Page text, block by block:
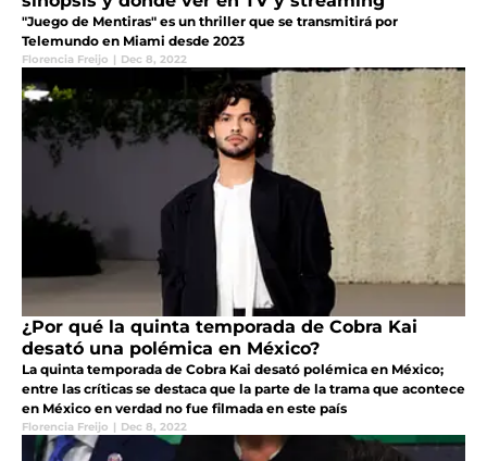
"Juego de Mentiras" es un thriller que se transmitirá por
Telemundo en Miami desde 2023
Florencia Freijo | Dec 8, 2022
¿Por qué la quinta temporada de Cobra Kai
desató una polémica en México?
La quinta temporada de Cobra Kai desató polémica en México;
entre las críticas se destaca que la parte de la trama que acontece
en México en verdad no fue filmada en este país
Florencia Freijo | Dec 8, 2022